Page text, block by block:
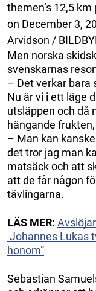
themen’s 12,5
on December 3,
Arvidson /
Men norska
svenskarnas
– Det verkar bara
Nu är vi i ett läge
utsläppen och då
hängande
– Man kan
det tror jag man
matsäck och att
att de får någon
tävlingarna.
LÄS MER:
Johannes Lukas
honom”
Sebastian